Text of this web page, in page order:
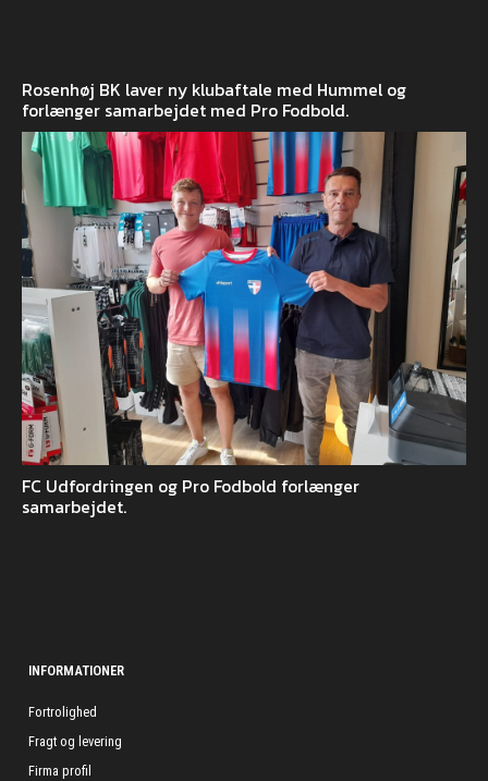
Rosenhøj BK laver ny klubaftale med Hummel og
forlænger samarbejdet med Pro Fodbold.
FC Udfordringen og Pro Fodbold forlænger
samarbejdet.
INFORMATIONER
Fortrolighed
Fragt og levering
Firma profil